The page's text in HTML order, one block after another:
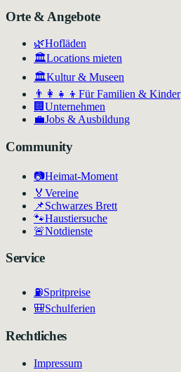
Orte & Angebote
🌿Hofläden
🏛️Locations mieten
🏛Kultur & Museen
👨‍👩‍👧‍👦 Für Familien & Kinder
🏢 Unternehmen
💼Jobs & Ausbildung
Community
📷Heimat-Moment
🏅 Vereine
📌Schwarzes Brett
🐾Haustiersuche
🚨Notdienste
Service
⛽Spritpreise
🎒Schulferien
Rechtliches
Impressum